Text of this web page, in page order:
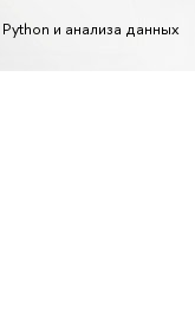
и анализа данных